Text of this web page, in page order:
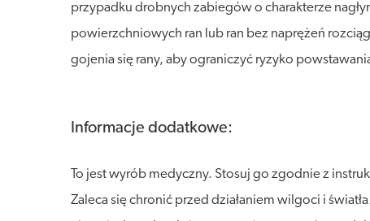
przypadku drobnych zabiegów o charakterze
powierzchniowych ran lub ran bez naprężeń
gojenia się rany, aby ograniczyć ryzyko
Informacje dodatkowe:
To jest wyrób medyczny. Stosuj go zgodnie z
Zaleca się chronić przed działaniem wilgoci i